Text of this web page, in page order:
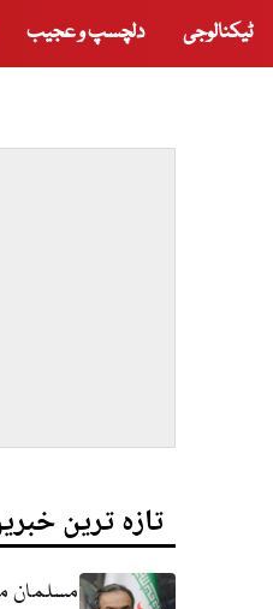
ٹیکنالوجی دلچسپ و عجیب
تازہ ترین
مسلمان